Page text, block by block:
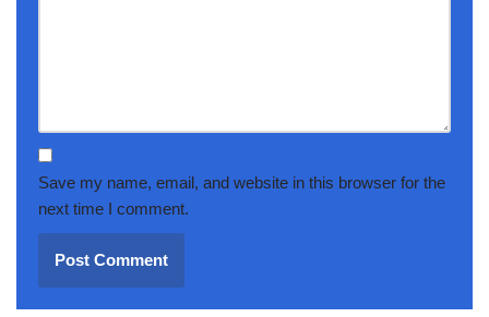
Save my name, email, and website in this browser for the
next time I comment.